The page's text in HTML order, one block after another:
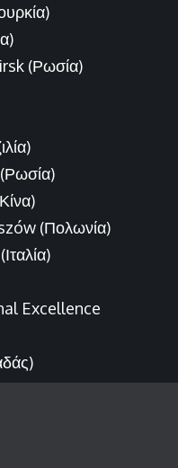
(Ρωσία)
(Πολωνία)
Excellence